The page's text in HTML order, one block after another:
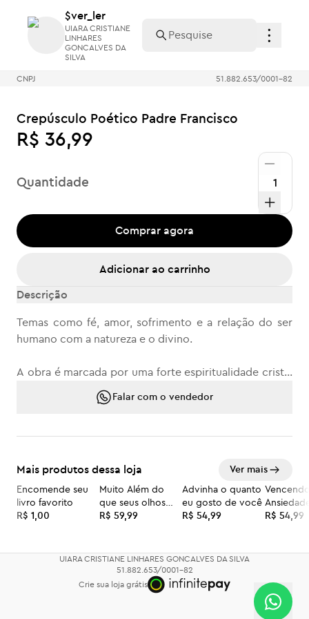
$ver_ler
UIARA CRISTIANE
LINHARES
GONCALVES DA
SILVA
$ver_ler
UIARA CRISTIANE
LINHARES
GONCALVES DA
SILVA
CNPJ 51.882.653/0001-82
Crepúsculo Poético Padre Francisco
R$ 36,99
Quantidade
Comprar agora
Adicionar ao carrinho
Descrição
Temas como fé, amor, sofrimento e a relação do ser
humano com a natureza e o divino.
A obra é marcada por uma forte espiritualidade cristã,
mas também aborda questões universais da
experiência humana.
escrito: Francisco Chagas Alves
Falar com o vendedor
Mais produtos dessa loja Ver mais
Encomende seu
livro favorito
R$ 1,00
Muito Além do
que seus olhos
veem
R$ 59,99
Advinha o quanto
eu gosto de você
R$ 54,99
R$ 54,99
UIARA CRISTIANE LINHARES GONCALVES DA SILVA
51.882.653/0001-82
Crie sua loja grátis